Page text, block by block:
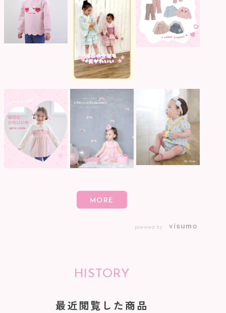
powered by
HISTORY
最近閲覧した商品